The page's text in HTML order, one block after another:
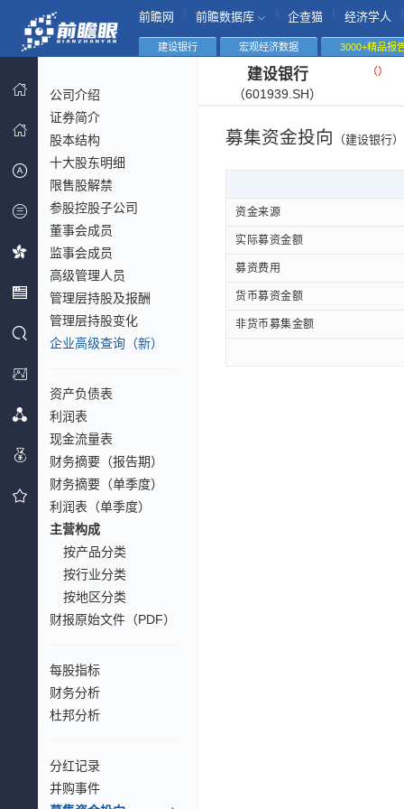
前瞻网 前瞻数据库 企查猫 经济学人
建设银行 宏观经济数据 3000+精品报
公司介绍
证券简介
股本结构
十大股东明细
限售股解禁
参股控股子公司
董事会成员
监事会成员
高级管理人员
管理层持股及报酬
管理层持股变化
企业高级查询（新）
资产负债表
利润表
现金流量表
财务摘要（报告期）
财务摘要（单季度）
利润表（单季度）
主营构成
按产品分类
按行业分类
按地区分类
财报原始文件（PDF）
每股指标
财务分析
杜邦分析
分红记录
并购事件
建设银行
（601939.SH）
（）
募集资金投向 （建设银行）
资金来源
实际募资金额
募资费用
货币募资金额
非货币募集金额